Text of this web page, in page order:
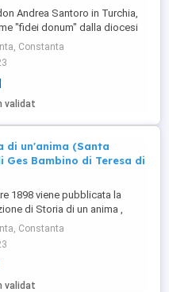
Andrea Santoro in Turchia,
"fidei donum" dalla diocesi
lettere che scrive alla
il Medio Oriente" (realt
lui stesso) racconta quanto
dopo giorno: la scoperta del
e le sue tradizioni; i
Constanta
validat
di un'anima (Santa
Ges Bambino di Teresa di
1898 viene pubblicata la
di Storia di un anima ,
santa Teresa di Ges Bambino,
racconta la sua vicenda
Non solo ci lascia le
riflessioni, crisi spirituali, ma
lettere e preghiere che
Constanta
validat